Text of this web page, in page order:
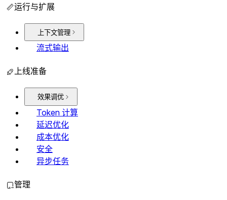
运行与扩展
上下文管理
流式输出
上线准备
效果调优
Token 计算
延迟优化
成本优化
安全
异步任务
管理